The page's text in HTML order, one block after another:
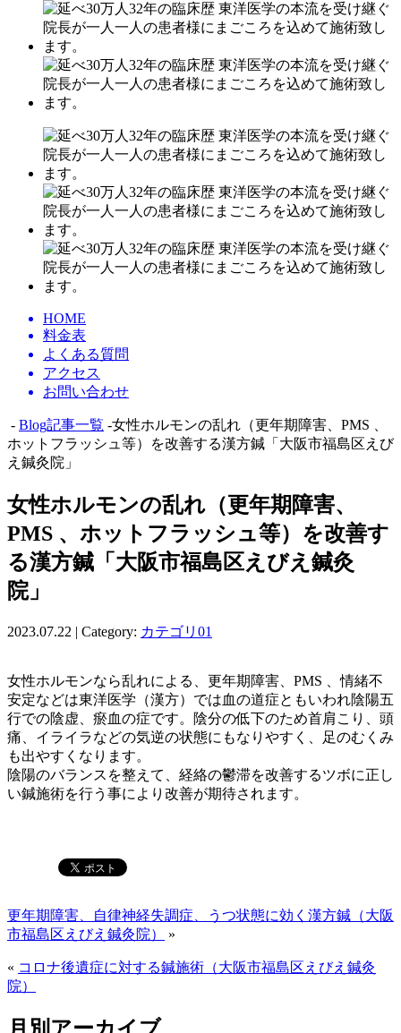
HOME
料金表
よくある質問
アクセス
お問い合わせ
- Blog記事一覧 -女性ホルモンの乱れ（更年期障害、PMS 、
ホットフラッシュ等）を改善する漢方鍼「大阪市福島区えび
え鍼灸院」
女性ホルモンの乱れ（更年期障害、
PMS 、ホットフラッシュ等）を改善す
る漢方鍼「大阪市福島区えびえ鍼灸
院」
2023.07.22 | Category: カテゴリ01
女性ホルモンなら乱れによる、更年期障害、PMS 、情緒不
安定などは東洋医学（漢方）では血の道症ともいわれ陰陽五
行での陰虚、瘀血の症です。陰分の低下のため首肩こり、頭
痛、イライラなどの気逆の状態にもなりやすく、足のむくみ
も出やすくなります。
陰陽のバランスを整えて、経絡の鬱滞を改善するツボに正し
い鍼施術を行う事により改善が期待されます。
更年期障害、自律神経失調症、うつ状態に効く漢方鍼（大阪
市福島区えびえ鍼灸院）
»
« コロナ後遺症に対する鍼施術（大阪市福島区えびえ鍼灸
院）